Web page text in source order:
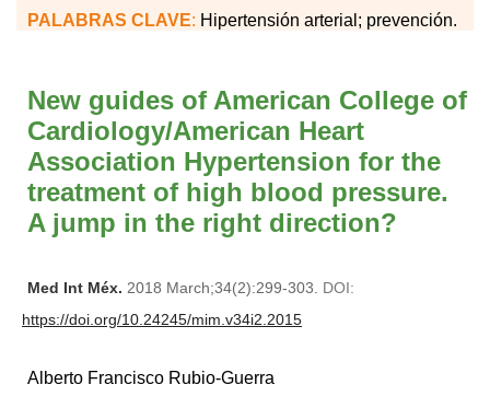
PALABRAS CLAVE: Hipertensión arterial; prevención.
New guides of American College of
Cardiology/American Heart
Association Hypertension for the
treatment of high blood pressure.
A jump in the right direction?
Med Int Méx. 2018 March;34(2):299-303. DOI:
https://doi.org/10.24245/mim.v34i2.2015
Alberto Francisco Rubio-Guerra